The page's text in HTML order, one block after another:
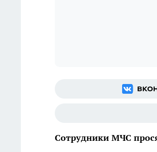
Сотрудники МЧС